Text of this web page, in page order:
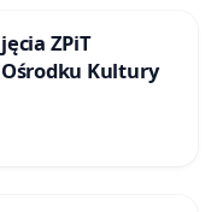
ZPiT
Ośrodku Kultury